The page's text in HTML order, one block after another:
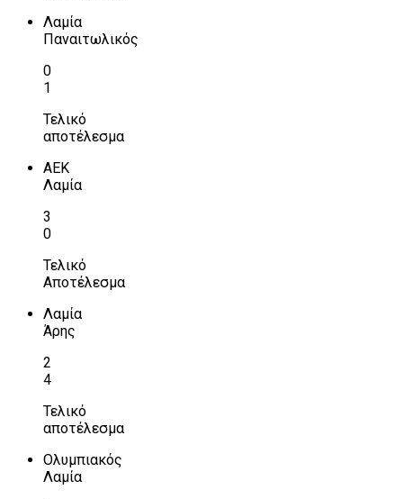
Λαμία
Παναιτωλικός
0
1
Τελικό
αποτέλεσμα
ΑΕΚ
Λαμία
3
0
Τελικό
Αποτέλεσμα
Λαμία
Άρης
2
4
Τελικό
αποτέλεσμα
Ολυμπιακός
Λαμία